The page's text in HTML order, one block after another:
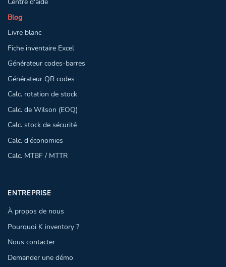
Blog
Livre blanc
Fiche inventaire Excel
Générateur codes-barres
Générateur QR codes
Calc. rotation de stock
Calc. de Wilson (EOQ)
Calc. stock de sécurité
Calc. d'économies
Calc. MTBF / MTTR
ENTREPRISE
À propos de nous
Pourquoi K inventory ?
Nous contacter
Demander une démo